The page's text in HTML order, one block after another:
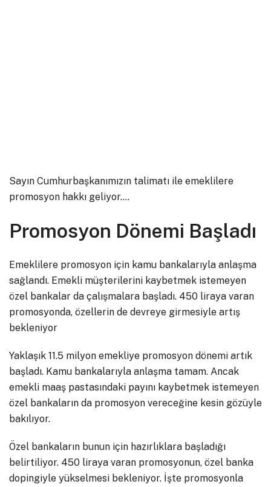
Sayın Cumhurbaşkanımızın talimatı ile emeklilere
promosyon hakkı geliyor….
Promosyon Dönemi Başladı
Emeklilere promosyon için kamu bankalarıyla anlaşma
sağlandı. Emekli müşterilerini kaybetmek istemeyen
özel bankalar da çalışmalara başladı. 450 liraya varan
promosyonda, özellerin de devreye girmesiyle artış
bekleniyor
Yaklaşık 11.5 milyon emekliye promosyon dönemi artık
başladı. Kamu bankalarıyla anlaşma tamam. Ancak
emekli maaş pastasındaki payını kaybetmek istemeyen
özel bankaların da promosyon vereceğine kesin gözüyle
bakılıyor.
Özel bankaların bunun için hazırlıklara başladığı
belirtiliyor. 450 liraya varan promosyonun, özel banka
dopingiyle yükselmesi bekleniyor. İşte promosyonla